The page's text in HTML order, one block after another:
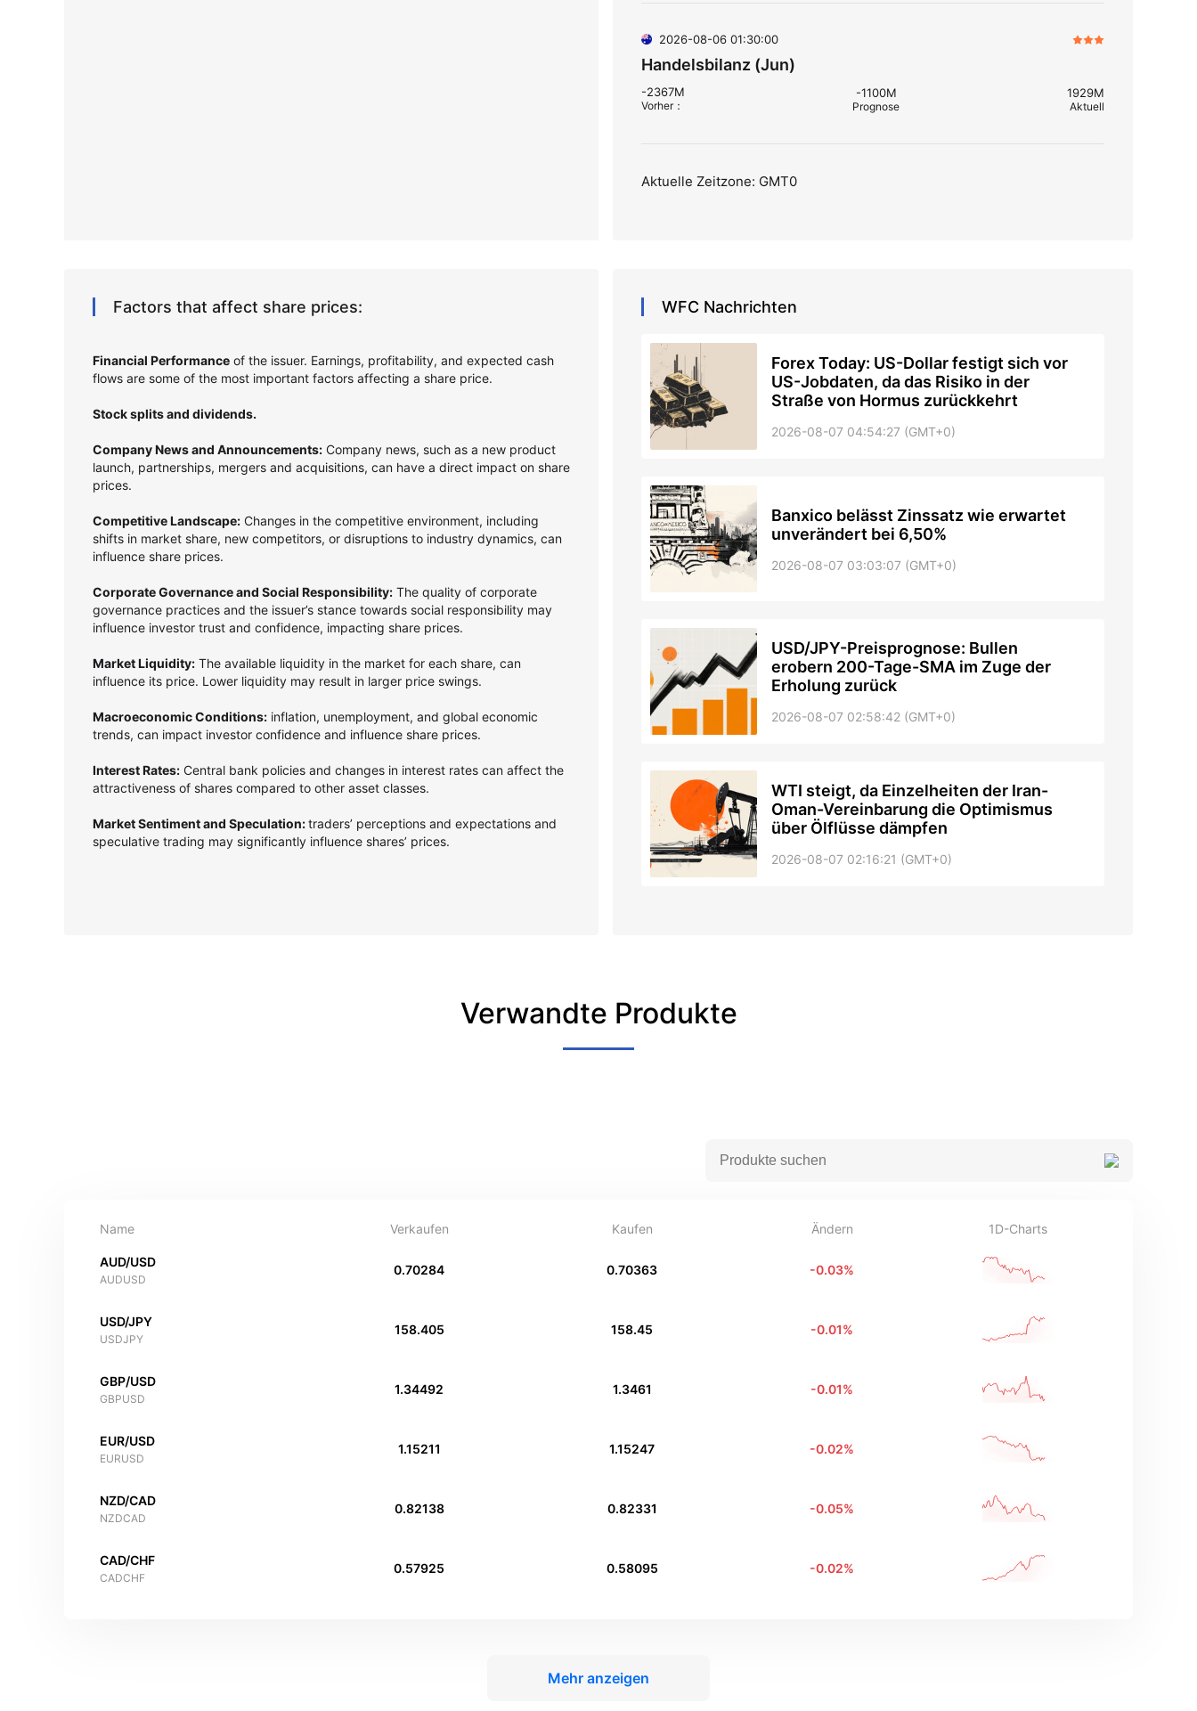
2026-08-06 01:30:00
Handelsbilanz (Jun)
-2367M
Vorher：
-1100M
Prognose
1929M
Aktuell
Aktuelle Zeitzone: GMT0
Factors that affect share prices:
Financial Performance of the issuer. Earnings, profitability, and expected cash
flows are some of the most important factors affecting a share price.
Stock splits and dividends.
Company News and Announcements: Company news, such as a new product
launch, partnerships, mergers and acquisitions, can have a direct impact on share
prices.
Competitive Landscape: Changes in the competitive environment, including
shifts in market share, new competitors, or disruptions to industry dynamics, can
influence share prices.
Corporate Governance and Social Responsibility: The quality of corporate
governance practices and the issuer’s stance towards social responsibility may
influence investor trust and confidence, impacting share prices.
Market Liquidity: The available liquidity in the market for each share, can
influence its price. Lower liquidity may result in larger price swings.
Macroeconomic Conditions: inflation, unemployment, and global economic
trends, can impact investor confidence and influence share prices.
Interest Rates: Central bank policies and changes in interest rates can affect the
attractiveness of shares compared to other asset classes.
Market Sentiment and Speculation:traders’ perceptions and expectations and
speculative trading may significantly influence shares’ prices.
WFC Nachrichten
Forex Today: US-Dollar festigt sich vor
US-Jobdaten, da das Risiko in der
Straße von Hormus zurückkehrt
2026-08-07 04:54:27 (GMT+0)
Banxico belässt Zinssatz wie erwartet
unverändert bei 6,50%
2026-08-07 03:03:07 (GMT+0)
USD/JPY-Preisprognose: Bullen
erobern 200-Tage-SMA im Zuge der
Erholung zurück
2026-08-07 02:58:42 (GMT+0)
WTI steigt, da Einzelheiten der Iran-
Oman-Vereinbarung die Optimismus
über Ölflüsse dämpfen
2026-08-07 02:16:21 (GMT+0)
Verwandte Produkte
Name Verkaufen Kaufen Ändern 1D-Charts
AUD/USD
AUDUSD
0.70284 0.70363 -0.03%
USD/JPY
USDJPY
158.405 158.45 -0.01%
GBP/USD
GBPUSD
1.34492 1.3461 -0.01%
EUR/USD
EURUSD
1.15211 1.15247 -0.02%
NZD/CAD
NZDCAD
0.82138 0.82331 -0.05%
CAD/CHF
CADCHF
0.57925 0.58095 -0.02%
Mehr anzeigen